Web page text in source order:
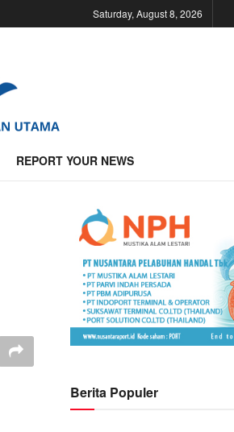
Saturday, August 8, 2026
REPORT YOUR NEWS
Berita Populer